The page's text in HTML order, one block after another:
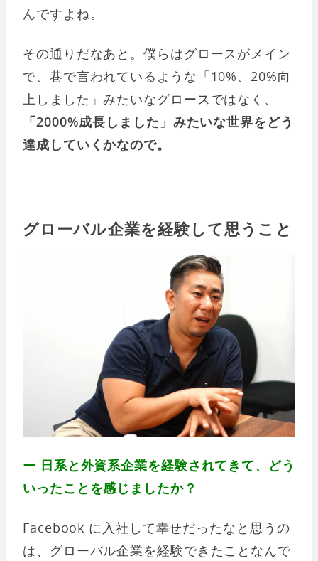
んですよね。
その通りだなあと。僕らはグロースがメイン
で、巷で言われているような「10%、20%向
上しました」みたいなグロースではなく、
「2000%成長しました」みたいな世界をどう
達成していくかなので。
グローバル企業を経験して思うこと
ー 日系と外資系企業を経験されてきて、どう
いったことを感じましたか？
Facebook に入社して幸せだったなと思うの
は、グローバル企業を経験できたことなんで